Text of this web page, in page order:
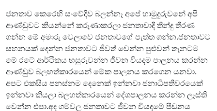
ජනතාව කෙරෙහි සංවේදීව බලන්නෑ අපේ හාමුදුරුවනේ අපි
ආණ්ඩුවට කියන්නේ කරුණාකරලා ජනතාවාදී තීන්දු තීරණ
ගන්න මේ අමාරු වෙලාවෙ ජනතාවගේ පැත්ත ගන්න.ජනතාවට
සහනයක් දෙන්න ජනතාවට ජීවත් වෙන්න පුළුවන් තැනටම
මේ රටේ ආර්ථිකය හසුරුවන්න ජීවන වියදම පාලනය කරන්න
ආණ්ඩුව බලහත්කාරයෙන් මේක පාලනය කරගෙන යනවා.
අපට එකසිය පනස්නම දෙනෙක් ඉන්නවා ජනාධිපතිවරයෙක්
ඉන්නවා කියලා බලහත්කාරයෙන් දේශපාලනය කරන්න ලෑස්ති
වෙන්න එපා.අද ගම්වල ජනතාවට ජීවන වියදමේ පීඩනය